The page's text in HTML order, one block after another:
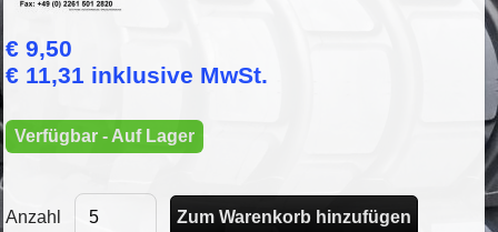
€ 9,50
€ 11,31 inklusive MwSt.
Verfügbar - Auf Lager
Anzahl